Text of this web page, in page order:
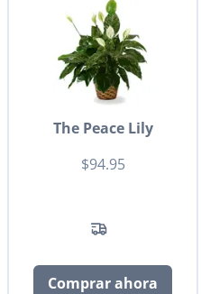
The Peace Lily
$94.95
Comprar ahora